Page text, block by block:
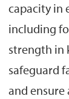
capacity in
including
strength in
safeguard
and